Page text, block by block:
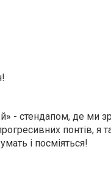
- стендапом, де ми
понтів, я
і посміяться!